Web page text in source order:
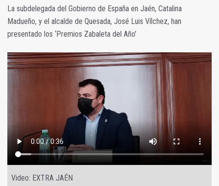
La subdelegada del Gobierno de España en Jaén, Catalina
Madueño, y el alcalde de Quesada, José Luis Vílchez, han
presentado los ‘Premios Zabaleta del Año'
Video: EXTRA JAÉN